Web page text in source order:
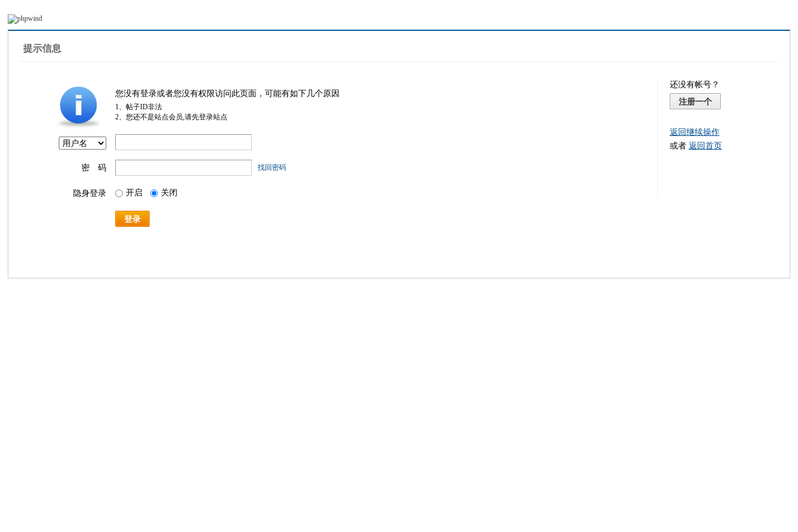
提示信息
您没有登录或者您没有权限访问此页面，可能有如下几个原因
1、帖子ID非法
2、您还不是站点会员,请先登录站点
密 码 找回密码
隐身登录 开启 关闭
登录
还没有帐号？
注册一个
返回继续操作
或者 返回首页